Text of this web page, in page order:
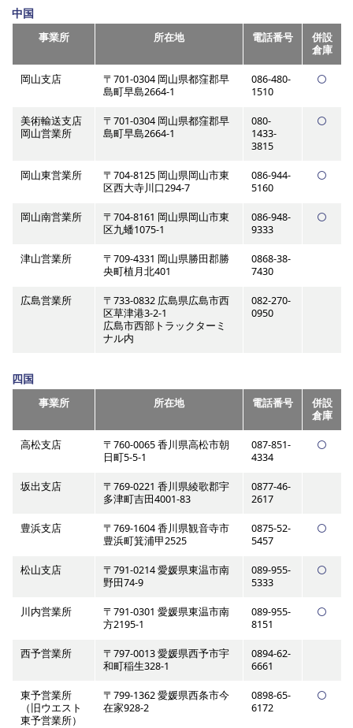
中国
事業所 所在地 電話番号
併設
倉庫
岡山支店
〒701-0304 岡山県都窪郡早
島町早島2664-1
086-480-
1510
美術輸送支店
岡山営業所
〒701-0304 岡山県都窪郡早
島町早島2664-1
080-
1433-
3815
岡山東営業所
〒704-8125 岡山県岡山市東
区西大寺川口294-7
086-944-
5160
岡山南営業所
〒704-8161 岡山県岡山市東
区九蟠1075-1
086-948-
9333
津山営業所
〒709-4331 岡山県勝田郡勝
央町植月北401
0868-38-
7430
広島営業所
〒733-0832 広島県広島市西
区草津港3-2-1
広島市西部トラックターミ
ナル内
082-270-
0950
四国
事業所 所在地 電話番号
併設
倉庫
高松支店
〒760-0065 香川県高松市朝
日町5-5-1
087-851-
4334
坂出支店
〒769-0221 香川県綾歌郡宇
多津町吉田4001-83
0877-46-
2617
豊浜支店
〒769-1604 香川県観音寺市
豊浜町箕浦甲2525
0875-52-
5457
松山支店
〒791-0214 愛媛県東温市南
野田74-9
089-955-
5333
川内営業所
〒791-0301 愛媛県東温市南
方2195-1
089-955-
8151
西予営業所
〒797-0013 愛媛県西予市宇
和町稲生328-1
0894-62-
6661
東予営業所
（旧ウエスト
東予営業所）
〒799-1362 愛媛県西条市今
在家928-2
0898-65-
6172